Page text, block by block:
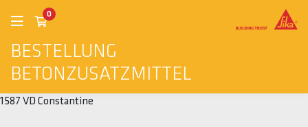
BESTELLUNG
BETONZUSATZMITTEL
0
1587 VD Constantine